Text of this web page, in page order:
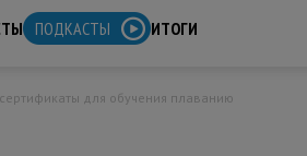
ПОДКАСТЫ ИТОГИ
для обучения плаванию